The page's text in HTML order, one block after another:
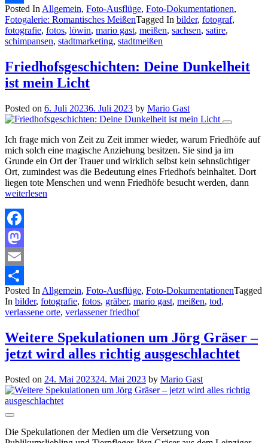
Teilen
Posted In Allgemein, Foto-Ausflüge, Foto-Dokumentationen,
Fotogalerie: Romantisches MeißenTagged In bilder, fotograf,
fotografie, fotos, löwin, mario gast, meißen, sachsen, satire,
schimpansen, stadtmarketing, stadtmeißen
Friedhofsgeschichten: Deine Dunkelheit
ist mein Licht
Posted on 6. Juli 20236. Juli 2023 by Mario Gast
Ich frage mich von Zeit zu Zeit immer wieder, warum Friedhöfe auf
mich solch eine magische Anziehung besitzen. Sie sind ja im
Grunde ein Ort der Trauer und wirklich selbst kein sehnsüchtiger
Ort, zumindest was die Bedeutung eines Friedhofs beinhaltet. Dort
liegen tote Menschen und wenn Friedhöfe besucht werden, dann
weiterlesen
Facebook
Mastodon
Email
Teilen
Posted In Allgemein, Foto-Ausflüge, Foto-DokumentationenTagged
In bilder, fotografie, fotos, gräber, mario gast, meißen, tod,
verlassene orte, verlassener friedhof
Weitere Spekulationen um Jörg Gräser –
jetzt wird alles richtig ausgeschlachtet
Posted on 24. Mai 202324. Mai 2023 by Mario Gast
Die Spekulationen der Medien um die Versetzung von